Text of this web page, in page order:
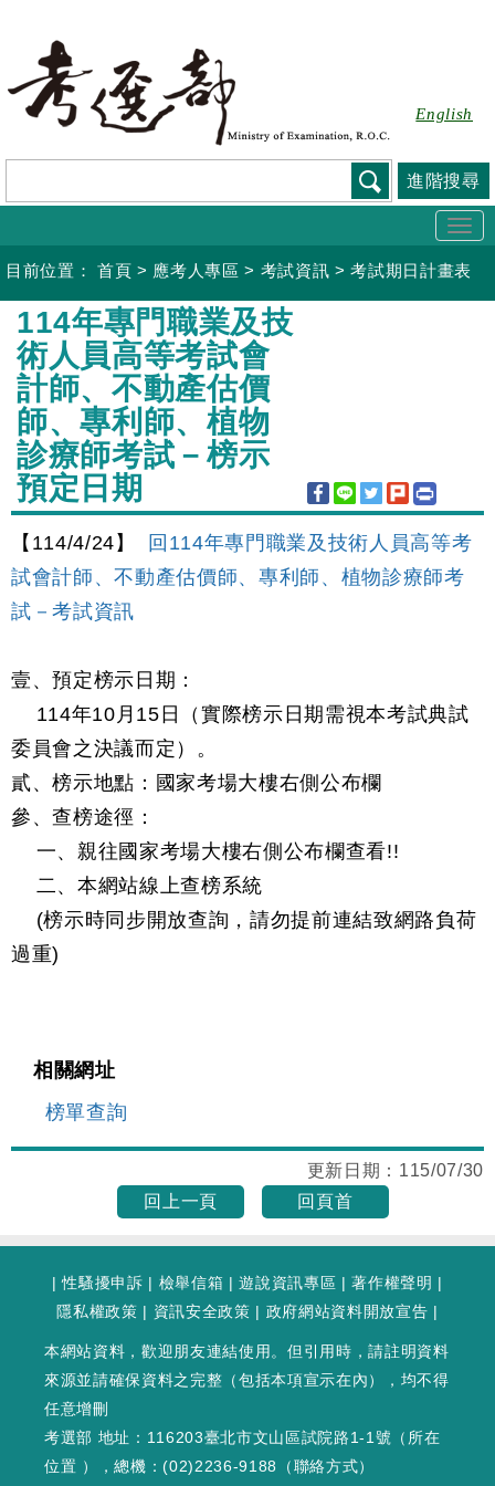
要
容
English
進階搜尋
目前位置： 首頁 > 應考人專區 > 考試資訊 >考試期日計畫表
:::
114年專門職業及技
術人員高等考試會
計師、不動產估價
師、專利師、植物
診療師考試－榜示
預定日期
【114/4/24】
回114年專門職業及技術人員高等考
試會計師、不動產估價師、專利師、植物診療師考
試－考試資訊
壹、預定榜示日期：
114年10月15日（實際榜示日期需視本考試典試
委員會之決議而定）。
貳、榜示地點：國家考場大樓右側公布欄
參、查榜途徑：
一、親往國家考場大樓右側公布欄查看!!
二、本網站線上查榜系統
(榜示時同步開放查詢，請勿提前連結致網路負荷
過重)
相關網址
榜單查詢
更新日期： 115/07/30
回上一頁
回頁首
|性騷擾申訴 | 檢舉信箱 |遊說資訊專區 |著作權聲明 |
隱私權政策 | 資訊安全政策 | 政府網站資料開放宣告 |
本網站資料，歡迎朋友連結使用。但引用時，請註明資料
來源並請確保資料之完整（包括本項宣示在內），均不得
任意增刪
考選部 地址：116203臺北市文山區試院路1-1號（ 所在
位置 ），總機：(02)2236-9188（聯絡方式）